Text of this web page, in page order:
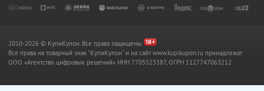
2010-2026 © КупиКупон. Все права защищены.
Все права на товарный знак "КупиКупон" и на сайт www.kupikupon.ru принадлежат
OOO «Агентство цифровых решений» ИНН 7705523387, ОГРН 1127747063212